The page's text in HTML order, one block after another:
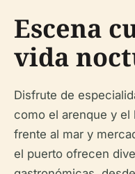
Escena
vida
Disfrute de
como el arenque y el
frente al mar y
el puerto ofrecen